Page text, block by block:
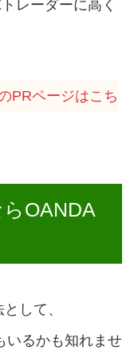
レーダーに高く
PRページはこち
OANDA
して、
いるかも知れませ